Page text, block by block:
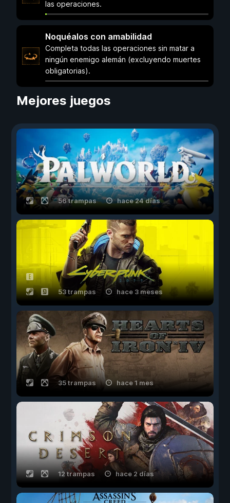
las operaciones.
Noquéalos con amabilidad
Completa todas las operaciones sin matar a
ningún enemigo alemán (excluyendo muertes
obligatorias).
Mejores juegos
56 trampas hace 24 días
53 trampas hace 3 meses
35 trampas hace 1 mes
12 trampas hace 2 días